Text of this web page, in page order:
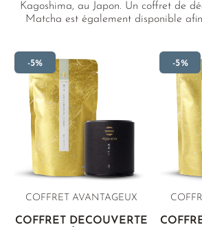
Kagoshima, au Japon. Un coffret de
Matcha est également disponible
spécialement développé nos coffrets
toutes les variétés clés de thé vert. Tous
de plantations soigneusement
environnement naturel préservé, où les
vont bien au-delà des normes
-5%
COFFRET AVANTAGEUX
COFFRET DÉCOUVERTE
-5%